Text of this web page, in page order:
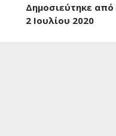
Δημοσιεύτηκε από
2 Ιουλίου 2020